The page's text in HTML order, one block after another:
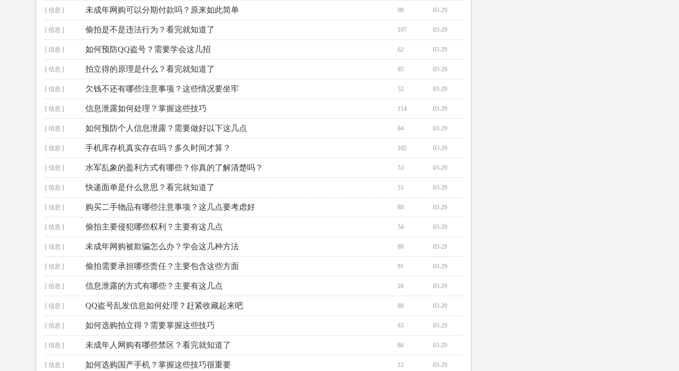
[ 信息 ] 未成年网购可以分期付款吗？原来如此简单 03-29
98
[ 信息 ] 偷拍是不是违法行为？看完就知道了 03-29
107
[ 信息 ] 如何预防QQ盗号？需要学会这几招 03-29
62
[ 信息 ] 拍立得的原理是什么？看完就知道了 03-29
85
[ 信息 ] 欠钱不还有哪些注意事项？这些情况要坐牢 03-29
52
[ 信息 ] 信息泄露如何处理？掌握这些技巧 03-29
114
[ 信息 ] 如何预防个人信息泄露？需要做好以下这几点 03-29
84
[ 信息 ] 手机库存机真实存在吗？多久时间才算？ 03-29
102
[ 信息 ] 水军乱象的盈利方式有哪些？你真的了解清楚吗？ 03-29
53
[ 信息 ] 快递面单是什么意思？看完就知道了 03-29
31
[ 信息 ] 购买二手物品有哪些注意事项？这几点要考虑好 03-29
88
[ 信息 ] 偷拍主要侵犯哪些权利？主要有这几点 03-29
54
[ 信息 ] 未成年网购被欺骗怎么办？学会这几种方法 03-29
88
[ 信息 ] 偷拍需要承担哪些责任？主要包含这些方面 03-29
91
[ 信息 ] 信息泄露的方式有哪些？主要有这几点 03-29
26
[ 信息 ] QQ盗号乱发信息如何处理？赶紧收藏起来吧 03-29
88
[ 信息 ] 如何选购拍立得？需要掌握这些技巧 03-29
83
[ 信息 ] 未成年人网购有哪些禁区？看完就知道了 03-29
86
[ 信息 ] 如何选购国产手机？掌握这些技巧很重要 03-29
12